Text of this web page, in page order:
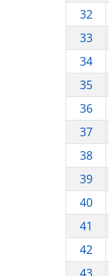
32
33
34
35
36
37
38
39
40
41
42